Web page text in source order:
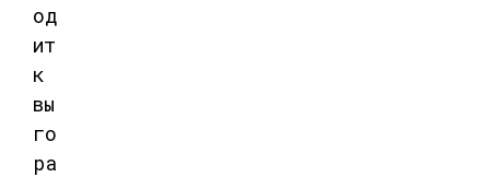
од
ит
к
вы
го
ра